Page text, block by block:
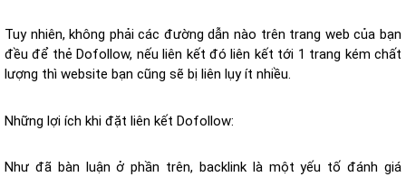
Tuy nhiên, không phải các đường dẫn nào trên trang web của bạn
đều để thẻ Dofollow, nếu liên kết đó liên kết tới 1 trang kém chất
lượng thì website bạn cũng sẽ bị liên lụy ít nhiều.
Những lợi ích khi đặt liên kết Dofollow:
Như đã bàn luận ở phần trên, backlink là một yếu tố đánh giá